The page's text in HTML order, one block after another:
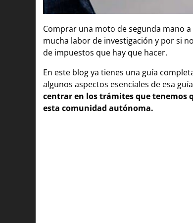
Comprar una moto de segunda mano
mucha labor de investigación y por si
de impuestos que hay que hacer.
En este blog ya tienes una guía
algunos aspectos esenciales de esa
centrar en los trámites que tenemos
esta comunidad autónoma.